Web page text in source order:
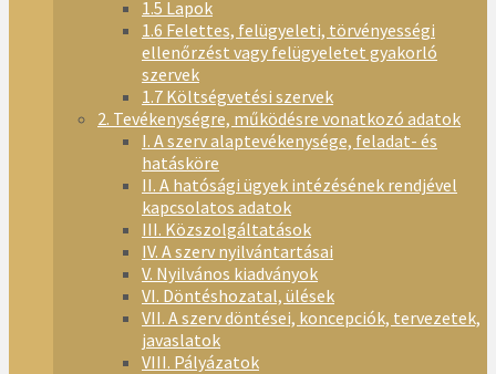
1.5 Lapok
1.6 Felettes, felügyeleti, törvényességi
ellenőrzést vagy felügyeletet gyakorló
szervek
1.7 Költségvetési szervek
2. Tevékenységre, működésre vonatkozó adatok
I. A szerv alaptevékenysége, feladat- és
hatásköre
II. A hatósági ügyek intézésének rendjével
kapcsolatos adatok
III. Közszolgáltatások
IV. A szerv nyilvántartásai
V. Nyilvános kiadványok
VI. Döntéshozatal, ülések
VII. A szerv döntései, koncepciók, tervezetek,
javaslatok
VIII. Pályázatok